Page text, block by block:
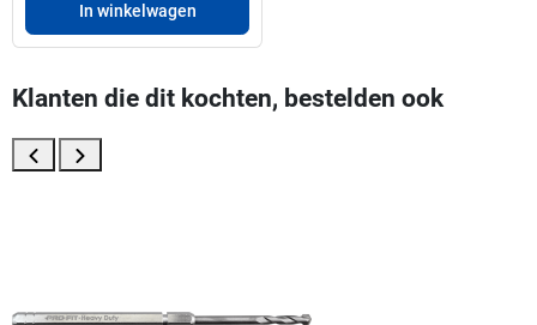
In winkelwagen
Klanten die dit kochten, bestelden ook